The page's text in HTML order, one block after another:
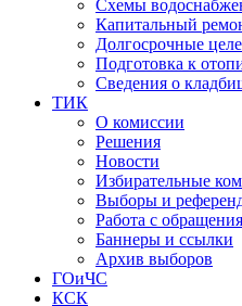
Схемы
Капитальный
Долгосрочные
Подготовка к
Сведения о
ТИК
О комиссии
Решения
Новости
Избирательные
Выборы и
Работа с
Баннеры и ссылки
Архив выборов
ГОиЧС
КСК